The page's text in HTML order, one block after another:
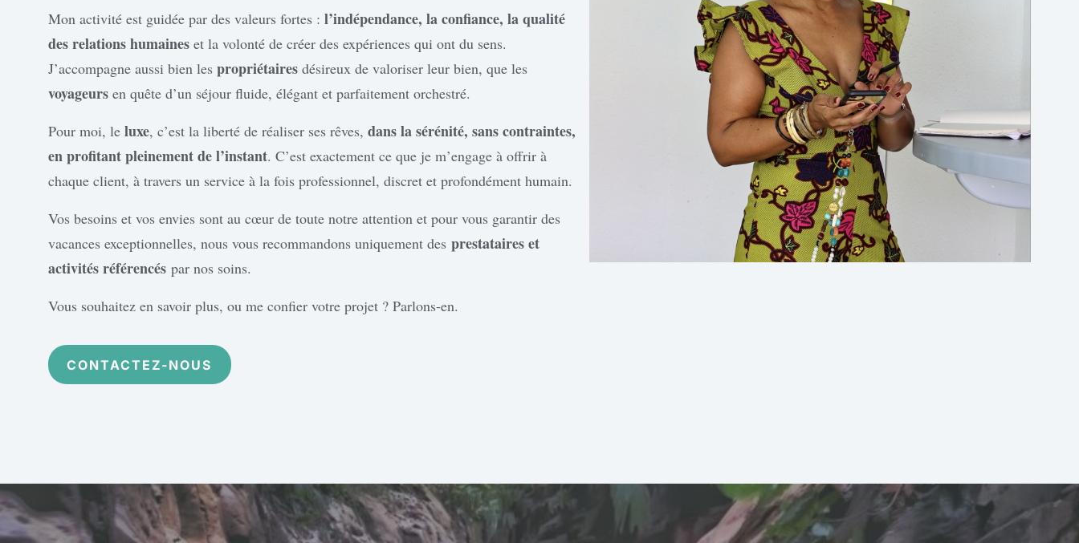
Mon activité est guidée par des valeurs fortes : l’indépendance, la confiance, la qualité
des relations humaines et la volonté de créer des expériences qui ont du sens.
J’accompagne aussi bien les propriétaires désireux de valoriser leur bien, que les
voyageurs en quête d’un séjour fluide, élégant et parfaitement orchestré.
Pour moi, le luxe, c’est la liberté de réaliser ses rêves, dans la sérénité, sans contraintes,
en profitant pleinement de l’instant. C’est exactement ce que je m’engage à offrir à
chaque client, à travers un service à la fois professionnel, discret et profondément humain.
Vos besoins et vos envies sont au cœur de toute notre attention et pour vous garantir des
vacances exceptionnelles, nous vous recommandons uniquement des prestataires et
activités référencés par nos soins.
Vous souhaitez en savoir plus, ou me confier votre projet ? Parlons-en.
CONTACTEZ-NOUS